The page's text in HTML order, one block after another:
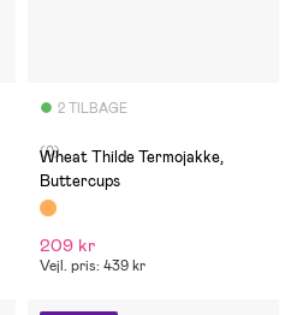
2 TILBAGE
(0)
Wheat Thilde Termojakke,
Buttercups
209 kr
Vejl. pris: 439 kr